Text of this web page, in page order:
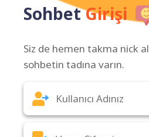
SohbetGirişi
Siz de hemen takma nick
sohbetin tadına varın.